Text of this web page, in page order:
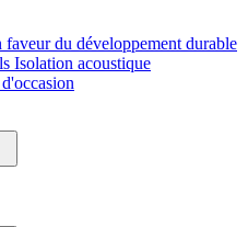
faveur du développement durable
Isolation acoustique